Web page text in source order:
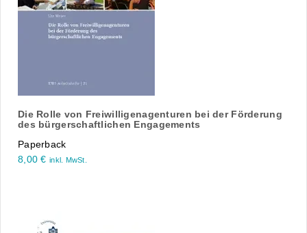
Die Rolle von Freiwilligenagenturen bei der Förderung
des bürgerschaftlichen Engagements
Paperback
8,00€ inkl. MwSt.